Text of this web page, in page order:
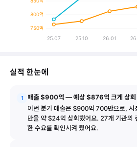
현금을 많이 벌고 있어서(잉여
다음에 볼 것
초보자 메모
오늘의 단어: EPS(주당순이익)란 회
800억
750억
25.07 25.10 26.01
25.07 764억
26.01 813억
$4.14
26.04 829억
$4.27
26.07 900억 $4.74
실적 한눈에
1
매출 $900억 — 예상 $876억 크게 상회
이번 분기 매출은 $900억 700만으로,
만을 약 $24억 상회했어요. 27개 기관의
한 수요를 확인시켜 줬어요.